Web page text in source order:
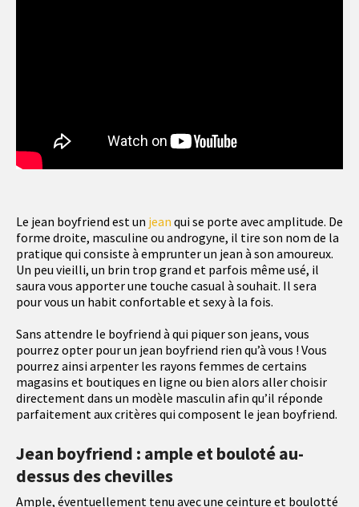
Le jean boyfriend est un jean qui se porte avec amplitude. De
forme droite, masculine ou androgyne, il tire son nom de la
pratique qui consiste à emprunter un jean à son amoureux.
Un peu vieilli, un brin trop grand et parfois même usé, il
saura vous apporter une touche casual à souhait. Il sera
pour vous un habit confortable et sexy à la fois.
Sans attendre le boyfriend à qui piquer son jeans, vous
pourrez opter pour un jean boyfriend rien qu’à vous ! Vous
pourrez ainsi arpenter les rayons femmes de certains
magasins et boutiques en ligne ou bien alors aller choisir
directement dans un modèle masculin afin qu’il réponde
parfaitement aux critères qui composent le jean boyfriend.
Jean boyfriend : ample et bouloté au-
dessus des chevilles
Ample, éventuellement tenu avec une ceinture et boulotté